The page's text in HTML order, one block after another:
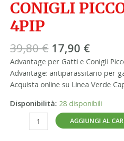
CONIGLI
4PIP
39,80€ 17,90 €
Advantage per Gatti e Conigli
Advantage: antiparassitario per
Acquista online su Linea Verde
Disponibilità: 28 disponibili
AGGIUNGI AL